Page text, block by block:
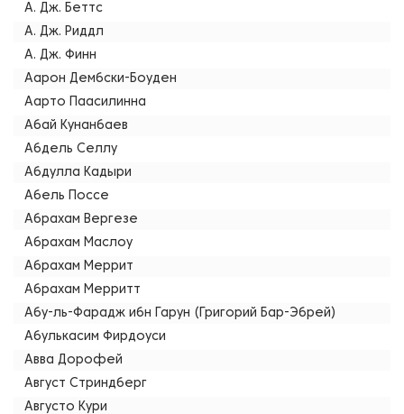
А. Дж. Беттс
А. Дж. Риддл
А. Дж. Финн
Аарон Дембски-Боуден
Аарто Паасилинна
Абай Кунанбаев
Абдель Селлу
Абдулла Кадыри
Абель Поссе
Абрахам Вергезе
Абрахам Маслоу
Абрахам Меррит
Абрахам Мерритт
Абу-ль-Фарадж ибн Гарун (Григорий Бар-Эбрей)
Абулькасим Фирдоуси
Авва Дорофей
Август Стриндберг
Августо Кури